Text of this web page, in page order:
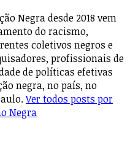
Negra desde 2018 vem
do racismo,
coletivos negros e
profissionais de
de políticas efetivas
negra, no país, no
Ver todos posts por
Negra